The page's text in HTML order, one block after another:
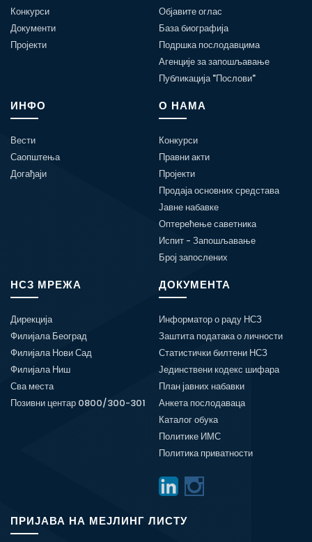
Конкурси
Документи
Пројекти
Објавите оглас
База биографија
Подршка послодавцима
Агенције за запошљавање
Публикација "Послови"
ИНФО
Вести
Саопштења
Догађаји
О НАМА
Конкурси
Правни акти
Пројекти
Продаја основних средстава
Јавне набавке
Оптерећење саветника
Испит - Запошљавање
Број запослених
НСЗ МРЕЖА
Дирекција
Филијала Београд
Филијала Нови Сад
Филијала Ниш
Сва места
Позивни центар 0800/300-301
ДОКУМЕНТА
Информатор о раду НСЗ
Заштита података о личности
Статистички билтени НСЗ
Јединствени кодекс шифара
План јавних набавки
Анкета послодаваца
Каталог обука
Политике ИМС
Политика приватности
ПРИЈАВА НА МЕЈЛИНГ ЛИСТУ